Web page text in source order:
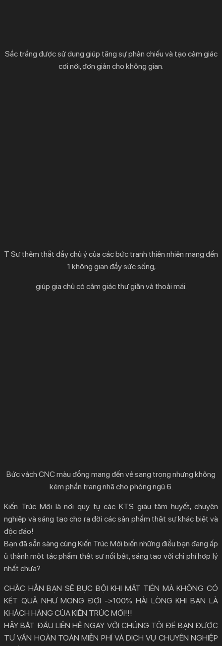
Sắc trắng được sử dụng giúp tăng sự phản chiếu và tạo cảm giác
cơi nới, đơn giản cho không gian.
T Sự thêm thắt đầy chủ ý của các bức tranh thiên nhiên mang đến
1 không gian đầy sức sống,
giúp gia chủ có cảm giác thư giãn và thoải mái.
Bức vách CNC màu đồng mang đến vẻ sang trọng nhưng không
kém phần trang nhã cho phòng ngủ 6.
Kiến Trúc Mới là nơi quy tụ các KTS giàu tâm huyết, chuyên
nghiệp và sáng tạo cho ra đời các sản phẩm thật sự khác biệt và
độc đáo!
Bạn đã sẵn sàng cùng Kiến Trúc Mới biến những điều bạn đang ấp
ủ thành một tác phẩm thật sự nổi bật, sáng tạo với chi phí hợp lý
nhất chưa?
CHẮC HẲN BẠN SẼ BỰC BỘI KHI MẤT TIỀN MÀ KHÔNG CÓ
KẾT QUẢ NHƯ MONG ĐỢI ->100% HÀI LÒNG KHI BẠN LÀ
KHÁCH HÀNG CỦA KIẾN TRÚC MỚI!!!
HÃY BẮT ĐẦU LIÊN HỆ NGAY VỚI CHÚNG TÔI ĐỂ BẠN ĐƯỢC
TƯ VẤN HOÀN TOÀN MIỄN PHÍ VÀ DỊCH VỤ CHUYÊN NGHIỆP